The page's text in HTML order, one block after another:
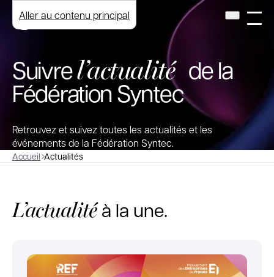
Aller au contenu principal
Suivrel’actualitéde la
Fédération Syntec
Retrouvez et suivez toutes les actualités et les
événements de la Fédération Syntec.
Accueil Actualités
L’actualitéà la une.